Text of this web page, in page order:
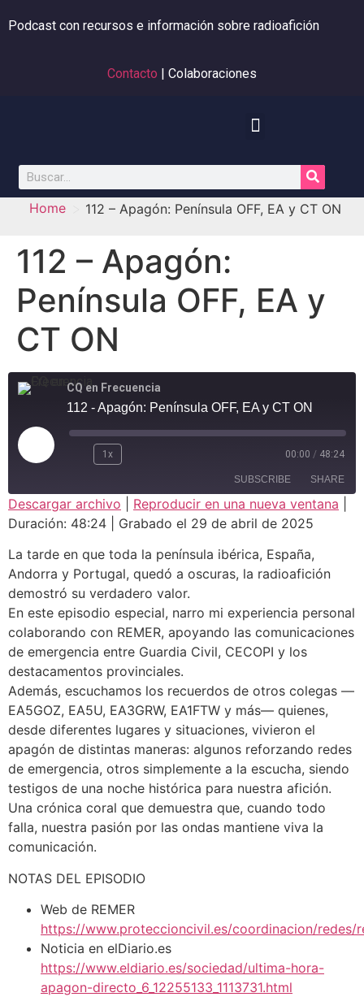
Podcast con recursos e información sobre radioafición
Contacto | Colaboraciones
Home 112 – Apagón: Península OFF, EA y CT ON
112 – Apagón:
Península OFF, EA y
CT ON
CQ en Frecuencia
112 - Apagón: Península OFF, EA y CT ON
1x 00:00 / 48:24
SUBSCRIBE SHARE
SHARE
LINK
EMBED
Descargar archivo Reproducir en una nueva ventana
Duración: 48:24
Grabado el 29 de abril de 2025
La tarde en que toda la península ibérica, España,
Andorra y Portugal, quedó a oscuras, la radioafición
demostró su verdadero valor.
En este episodio especial, narro mi experiencia personal
colaborando con REMER, apoyando las comunicaciones
de emergencia entre Guardia Civil, CECOPI y los
destacamentos provinciales.
Además, escuchamos los recuerdos de otros colegas —
EA5GOZ, EA5U, EA3GRW, EA1FTW y más— quienes,
desde diferentes lugares y situaciones, vivieron el
apagón de distintas maneras: algunos reforzando redes
de emergencia, otros simplemente a la escucha, siendo
testigos de una noche histórica para nuestra afición.
Una crónica coral que demuestra que, cuando todo
falla, nuestra pasión por las ondas mantiene viva la
comunicación.
NOTAS DEL EPISODIO
Web de REMER
https://www.proteccioncivil.es/coordinacion/redes/
Noticia en elDiario.es
https://www.eldiario.es/sociedad/ultima-hora-
apagon-directo_6_12255133_1113731.html